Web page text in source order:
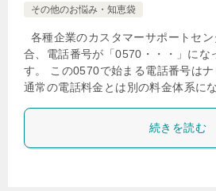
その他のお悩み・知恵袋
各種企業のカスタマーサポートセ
合、電話番号が「0570・・・」にな
す。 この0570で始まる電話番号はナ
通常の電話料金とは別の料金体系に
続きを読む